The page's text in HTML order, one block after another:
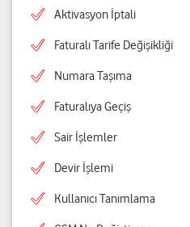
Aktivasyon İptali
Faturalı Tarife Değişikliği
Numara Taşıma
Faturalıya Geçiş
Sair İşlemler
Devir İşlemi
Kullanıcı Tanımlama